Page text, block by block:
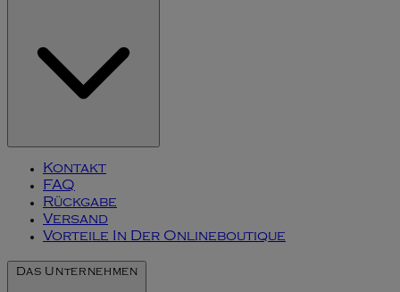
Kontakt
FAQ
Rückgabe
Versand
Vorteile In Der Onlineboutique
Das Unternehmen